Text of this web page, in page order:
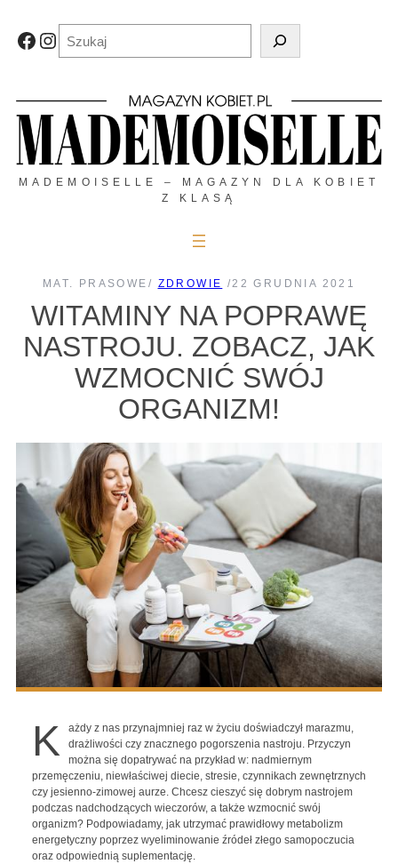
treściFacebook
Instagram
MADEMOISELLE – MAGAZYN DLA KOBIET
Z KLASĄ
MAT. PRASOWE / ZDROWIE /22 GRUDNIA 2021
WITAMINY NA POPRAWĘ
NASTROJU. ZOBACZ, JAK
WZMOCNIĆ SWÓJ
ORGANIZM!
K
ażdy z nas przynajmniej raz w życiu doświadczył marazmu,
drażliwości czy znacznego pogorszenia nastroju. Przyczyn
można się dopatrywać na przykład w: nadmiernym
przemęczeniu, niewłaściwej diecie, stresie, czynnikach zewnętrznych
czy jesienno-zimowej aurze. Chcesz cieszyć się dobrym nastrojem
podczas nadchodzących wieczorów, a także wzmocnić swój
organizm? Podpowiadamy, jak utrzymać prawidłowy metabolizm
energetyczny poprzez wyeliminowanie źródeł złego samopoczucia
oraz odpowiednią suplementację.